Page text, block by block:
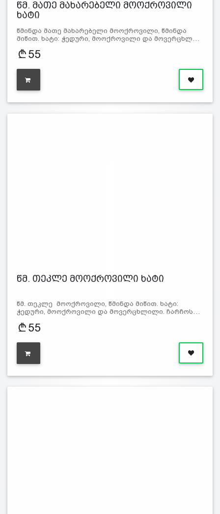
წმ. მათე მახარებელი მოოქროვილი
ხატი
წმინდა მათე მახარებელი მოოქროვილი, წმინდა
მიწით. ხატი: ჭედური, მოოქროვილი და მოვერცხლ…
55
წმ. თეკლე მოოქროვილი ხატი
წმ. თეკლე მოოქროვილი, წმინდა მიწით. ხატი:
ჭედური, მოოქროვილი და მოვერცხლილი. ჩარჩოს…
55